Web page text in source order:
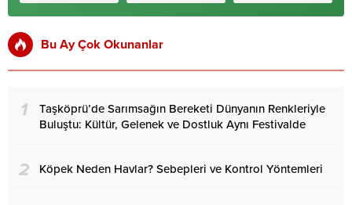
Bu Ay Çok Okunanlar
1
Taşköprü’de Sarımsağın Bereketi Dünyanın Renkleriyle
Buluştu: Kültür, Gelenek ve Dostluk Aynı Festivalde
2 Köpek Neden Havlar? Sebepleri ve Kontrol Yöntemleri